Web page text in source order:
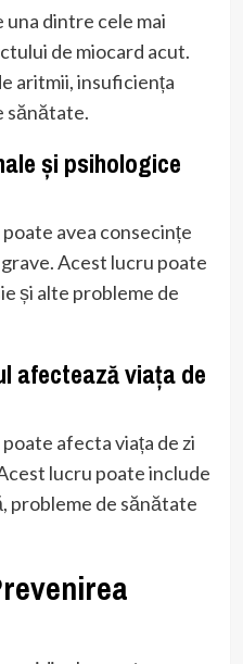
dintre cele mai
de miocard acut.
aritmii, insuficiența
sănătate.
și psihologice
avea consecințe
Acest lucru poate
și alte probleme de
afectează viața de
afecta viața de zi
lucru poate include
probleme de sănătate